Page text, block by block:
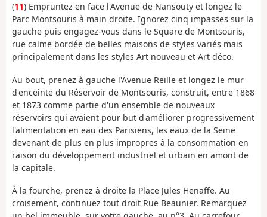
(11) Empruntez en face l'Avenue de Nansouty et longez le
Parc Montsouris à main droite. Ignorez cinq impasses sur la
gauche puis engagez-vous dans le Square de Montsouris,
rue calme bordée de belles maisons de styles variés mais
principalement dans les styles Art nouveau et Art déco.
Au bout, prenez à gauche l'Avenue Reille et longez le mur
d'enceinte du Réservoir de Montsouris, construit, entre 1868
et 1873 comme partie d'un ensemble de nouveaux
réservoirs qui avaient pour but d'améliorer progressivement
l'alimentation en eau des Parisiens, les eaux de la Seine
devenant de plus en plus impropres à la consommation en
raison du développement industriel et urbain en amont de
la capitale.
À la fourche, prenez à droite la Place Jules Henaffe. Au
croisement, continuez tout droit Rue Beaunier. Remarquez